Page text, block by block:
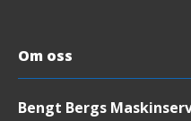
Om oss
Bengt Bergs